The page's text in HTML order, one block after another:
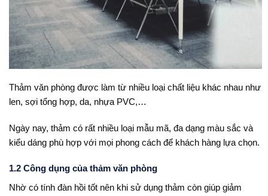
Thảm văn phòng được làm từ nhiều loại chất liệu khác nhau như
len, sợi tổng hợp, da, nhựa PVC,…
Ngày nay, thảm có rất nhiều loại mẫu mã, đa dạng màu sắc và
kiểu dáng phù hợp với mọi phong cách để khách hàng lựa chọn.
1.2 Công dụng của thảm văn phòng
Nhờ có tính đàn hồi tốt nên khi sử dụng thảm còn giúp giảm